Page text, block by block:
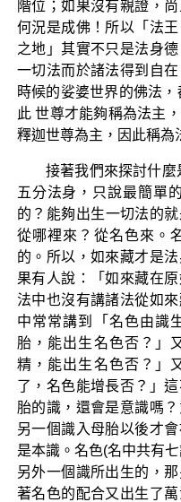
階位；如果沒有親證，
何況是成佛！所以「法
之地」其實不只是法身
一切法而於諸法得到自
時候的娑婆世界的佛法
此 世尊才能夠稱為法主
釋迦世尊為主，因此稱為
接著我們來探討什
五分法身，只說最簡單
的？能夠出生一切法的
從哪裡來？從名色來。
的。所以，如來藏才是
果有人說：「如來藏在
法中也沒有講諸法從如
中常常講到「名色由識
胎，能出生名色否？」
精，能出生名色否？」
了，名色能增長否？」
胎的識，還會是意識嗎
另一個識入母胎以後才
是本識。名色(名中共有
另外一個識所出生的，
著名色的配合又出生了